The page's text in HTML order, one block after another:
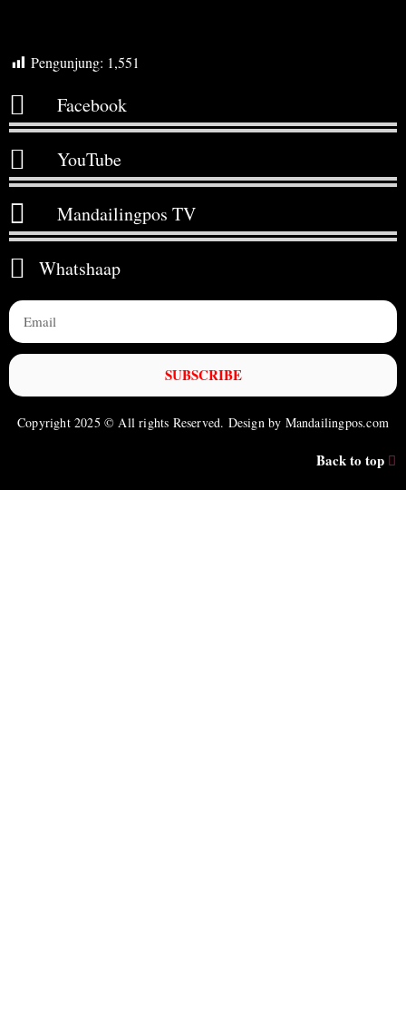
Pengunjung: 1,551
Facebook
YouTube
Mandailingpos TV
Whatshaap
SUBSCRIBE
Copyright 2025 © All rights Reserved. Design by Mandailingpos.com
Back to top